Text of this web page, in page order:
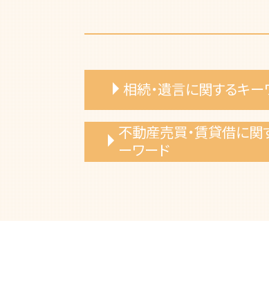
相続・遺言に関するキー
相続放棄 メリット
遺産分割協議 争い 弁護士相談
遺産相続 期限 範囲
不動産売買・賃貸借に関
ーワード